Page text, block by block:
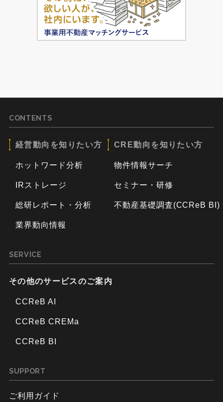
CONTENTS
経営動向を知りたい方
ホットワード分析
IRストレージ
総研レポート・分析
業界動向情報
CRE動向を知りたい方
物件情報サーチ
セミナー・研修
不動産基礎調査(CCReB BI)
SERVICE
その他のサービスのご案内
CCReB AI
CCReB CREMa
CCReB BI
SUPPORT
ご利用ガイド